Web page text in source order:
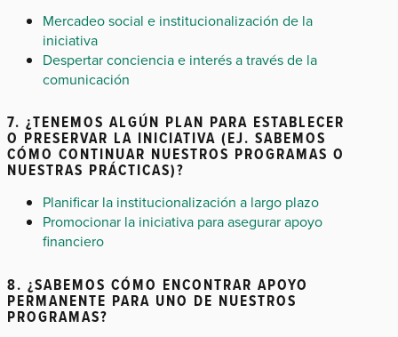
Mercadeo social e institucionalización de la
iniciativa
Despertar conciencia e interés a través de la
comunicación
7. ¿TENEMOS ALGÚN PLAN PARA ESTABLECER
O PRESERVAR LA INICIATIVA (EJ. SABEMOS
CÓMO CONTINUAR NUESTROS PROGRAMAS O
NUESTRAS PRÁCTICAS)?
Planificar la institucionalización a largo plazo
Promocionar la iniciativa para asegurar apoyo
financiero
8. ¿SABEMOS CÓMO ENCONTRAR APOYO
PERMANENTE PARA UNO DE NUESTROS
PROGRAMAS?